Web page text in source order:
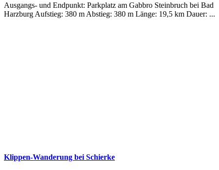
Ausgangs- und Endpunkt: Parkplatz am Gabbro Steinbruch bei Bad
Harzburg Aufstieg: 380 m Abstieg: 380 m Länge: 19,5 km Dauer: ...
Klippen-Wanderung bei Schierke